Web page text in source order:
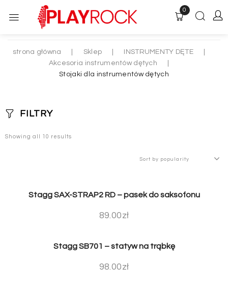
0
strona główna Sklep INSTRUMENTY DĘTE
Akcesoria instrumentów dętych
Stojaki dla instrumentów dętych
FILTRY
Showing all 10 results
Stagg SAX-STRAP2 RD – pasek do saksofonu
89.00zł
Stagg SB701 – statyw na trąbkę
98.00zł